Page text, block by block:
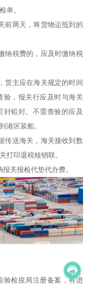
单。
前两天，将货物运抵到的
纳税费的，应及时缴纳税
货主应在海关规定的时间
验，报关行应及时与海关
封铅封。不需查验的应及
港区装船。
传送海关，海关接收到数
打印退税核销联。
关报检代垫代办费。
验检疫局注册备案，有进